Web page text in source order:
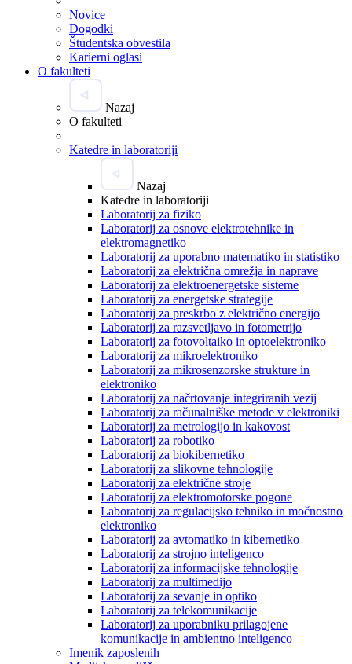
Novice
Dogodki
Študentska obvestila
Karierni oglasi
O fakulteti
Nazaj
O fakulteti
Katedre in laboratoriji
Nazaj
Katedre in laboratoriji
Laboratorij za fiziko
Laboratorij za osnove elektrotehnike in
elektromagnetiko
Laboratorij za uporabno matematiko in statistiko
Laboratorij za električna omrežja in naprave
Laboratorij za elektroenergetske sisteme
Laboratorij za energetske strategije
Laboratorij za preskrbo z električno energijo
Laboratorij za razsvetljavo in fotometrijo
Laboratorij za fotovoltaiko in optoelektroniko
Laboratorij za mikroelektroniko
Laboratorij za mikrosenzorske strukture in
elektroniko
Laboratorij za načrtovanje integriranih vezij
Laboratorij za računalniške metode v elektroniki
Laboratorij za metrologijo in kakovost
Laboratorij za robotiko
Laboratorij za biokibernetiko
Laboratorij za slikovne tehnologije
Laboratorij za električne stroje
Laboratorij za elektromotorske pogone
Laboratorij za regulacijsko tehniko in močnostno
elektroniko
Laboratorij za avtomatiko in kibernetiko
Laboratorij za strojno inteligenco
Laboratorij za informacijske tehnologije
Laboratorij za multimedijo
Laboratorij za sevanje in optiko
Laboratorij za telekomunikacije
Laboratorij za uporabniku prilagojene
komunikacije in ambientno inteligenco
Imenik zaposlenih